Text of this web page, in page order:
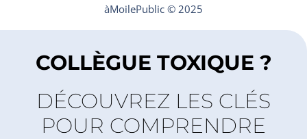
àMoilePublic © 2025
COLLÈGUE TOXIQUE ?
DÉCOUVREZ LES CLÉS
POUR COMPRENDRE